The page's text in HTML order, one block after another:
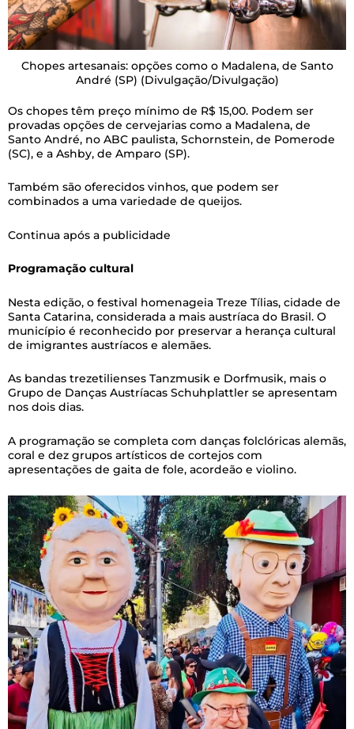
Chopes artesanais: opções como o Madalena, de Santo
André (SP) (Divulgação/Divulgação)
Os chopes têm preço mínimo de R$ 15,00. Podem ser
provadas opções de cervejarias como a Madalena, de
Santo André, no ABC paulista, Schornstein, de Pomerode
(SC), e a Ashby, de Amparo (SP).
Também são oferecidos vinhos, que podem ser
combinados a uma variedade de queijos.
Continua após a publicidade
Programação cultural
Nesta edição, o festival homenageia Treze Tílias, cidade de
Santa Catarina, considerada a mais austríaca do Brasil. O
município é reconhecido por preservar a herança cultural
de imigrantes austríacos e alemães.
As bandas trezetilienses Tanzmusik e Dorfmusik, mais o
Grupo de Danças Austríacas Schuhplattler se apresentam
nos dois dias.
A programação se completa com danças folclóricas alemãs,
coral e dez grupos artísticos de cortejos com
apresentações de gaita de fole, acordeão e violino.